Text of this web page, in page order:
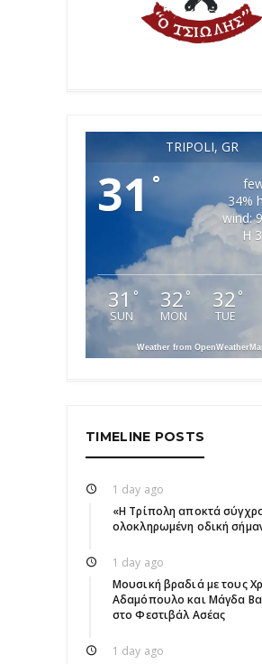
TRIPOLI, GR
31°
34%
wind:
H
31 °
SUN
32 °
MON
32 °
TUE
Weather from
TIMELINE POSTS
1 day ago
«Η Τρίπολη αποκτά
ολοκληρωμένη οδική
1 day ago
Μουσική βραδιά με τους
Αδαμόπουλο και Μάγδα
στο Φεστιβάλ Ασέας
1 day ago